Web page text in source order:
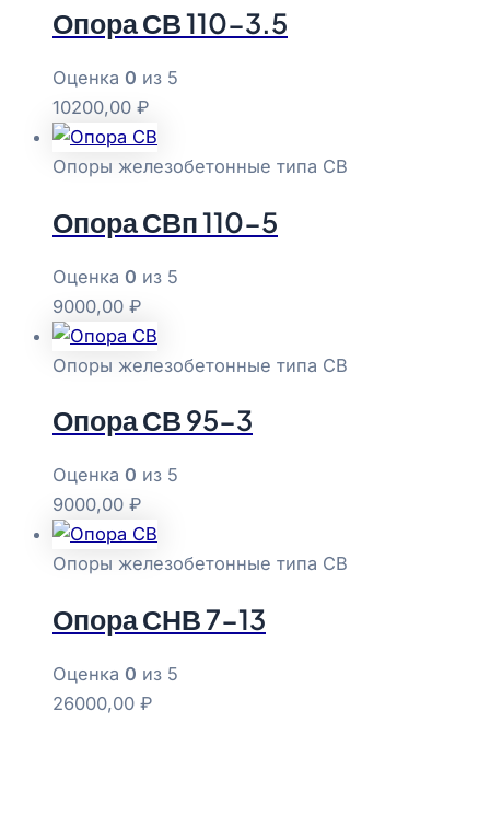
Опора СВ 110-3.5
Оценка 0 из 5
10200,00 ₽
Опоры железобетонные типа СВ
Опора СВп 110-5
Оценка 0 из 5
9000,00 ₽
Опоры железобетонные типа СВ
Опора СВ 95-3
Оценка 0 из 5
9000,00 ₽
Опоры железобетонные типа СВ
Опора СНВ 7-13
Оценка 0 из 5
26000,00 ₽